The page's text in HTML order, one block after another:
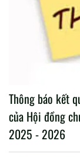
Thông báo kết
của Hội đồng
2025 - 2026